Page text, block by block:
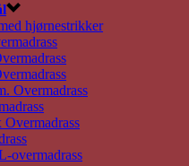
hjørnestrikker
Overmadrass